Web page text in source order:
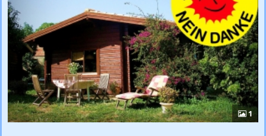
1